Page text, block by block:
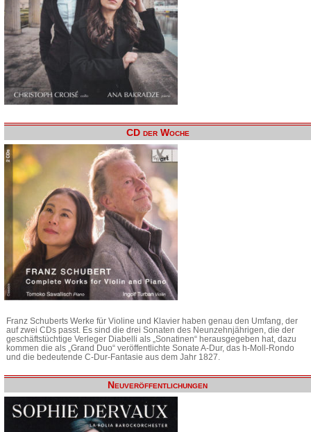
CD der Woche
Franz Schuberts Werke für Violine und Klavier haben genau den Umfang, der
auf zwei CDs passt. Es sind die drei Sonaten des Neunzehnjährigen, die der
geschäftstüchtige Verleger Diabelli als „Sonatinen“ herausgegeben hat, dazu
kommen die als „Grand Duo“ veröffentlichte Sonate A-Dur, das h-Moll-Rondo
und die bedeutende C-Dur-Fantasie aus dem Jahr 1827.
Neuveröffentlichungen